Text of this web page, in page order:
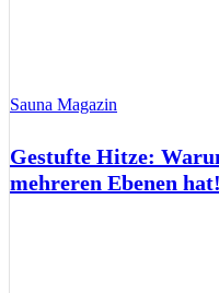
Sauna Magazin
Gestufte Hitze:
mehreren Ebenen hat!